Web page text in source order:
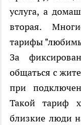
услуга, а
вторая.
тарифы
За
общаться с
при
Такой тариф
близкие люди